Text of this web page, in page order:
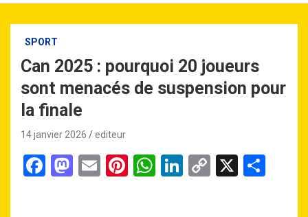
SPORT
Can 2025 : pourquoi 20 joueurs
sont menacés de suspension pour
la finale
14 janvier 2026 editeur
F
M E
Pi W Li
C
X